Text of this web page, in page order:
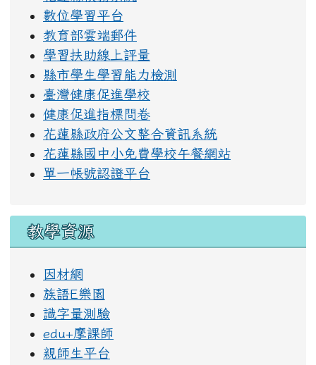
數位學習平台
教育部雲端郵件
學習扶助線上評量
縣市學生學習能力檢測
臺灣健康促進學校
健康促進指標問卷
花蓮縣政府公文整合資訊系統
花蓮縣國中小免費學校午餐網站
單一帳號認證平台
教學資源
因材網
族語E樂園
識字量測驗
edu+摩課師
親師生平台